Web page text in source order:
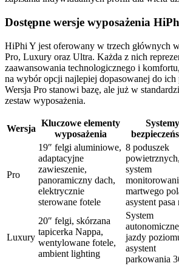
Dostępne wersje wyposażenia
HiPhi Y jest oferowany w trzech głównych
Pro, Luxury oraz Ultra. Każda z nich
zaawansowania technologicznego i
na wybór opcji najlepiej dopasowanej do ich
Wersja Pro stanowi bazę, ale już w
zestaw wyposażenia.
Wersja
Kluczowe elementy
wyposażenia
Systemy
Pro
19″ felgi aluminiowe,
adaptacyjne
zawieszenie,
panoramiczny dach,
elektrycznie
sterowane fotele
8 poduszek
powietrznych,
system
martwego
asystent pasa
Luxury
20″ felgi, skórzana
tapicerka Nappa,
wentylowane fotele,
ambient lighting
System
jazdy
asystent
parkowania